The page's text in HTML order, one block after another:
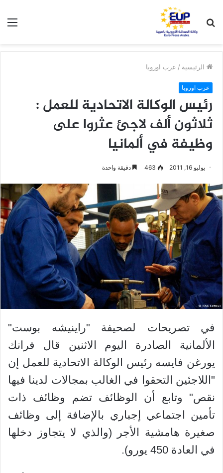
عن
الرئيسية / عرب اوروبا
عرب اوروبا
رئيس الوكالة الاتحادية للعمل :
ثلاثون ألف لاجئ عثروا على
وظيفة في ألمانيا
يوليو 16, 2011 463 دقيقة واحدة
في تصريحات لصحيفة "راينيشه بوست"
الألمانية الصادرة اليوم الاثنين قال فرانك
يورغن فايسه رئيس الوكالة الاتحادية للعمل إن
"اللاجئين التحقوا في الغالب بمجالات لدينا فيها
نقص" وتابع أن الوظائف تضم وظائف ذات
تأمين اجتماعي إجباري بالإضافة إلى وظائف
صغيرة هامشية الأجر (والذي لا يتجاوز دخلها
في العادة 450 يورو).